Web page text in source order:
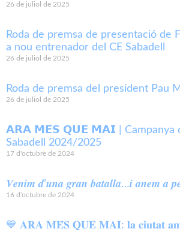
26 de juliol de 2025
Roda de premsa de presentació de
a nou entrenador del CE Sabadell
26 de juliol de 2025
Roda de premsa del president Pau
26 de juliol de 2025
𝗔𝗥𝗔 𝗠𝗘́𝗦 𝗤𝗨𝗘 𝗠𝗔𝗜 | Campanya
Sabadell 2024/2025
17 d'octubre de 2024
𝑽𝒆𝒏𝒊𝒎 𝒅’𝒖𝒏𝒂 𝒈𝒓𝒂𝒏 𝒃𝒂𝒕𝒂𝒍𝒍𝒂…𝒊 𝒂𝒏𝒆𝒎 𝒂
16 d'octubre de 2024
💙 𝐀𝐑𝐀 𝐌𝐄́𝐒 𝐐𝐔𝐄 𝐌𝐀𝐈: 𝐥𝐚 𝐜𝐢𝐮𝐭𝐚𝐭 𝐚𝐦𝐛